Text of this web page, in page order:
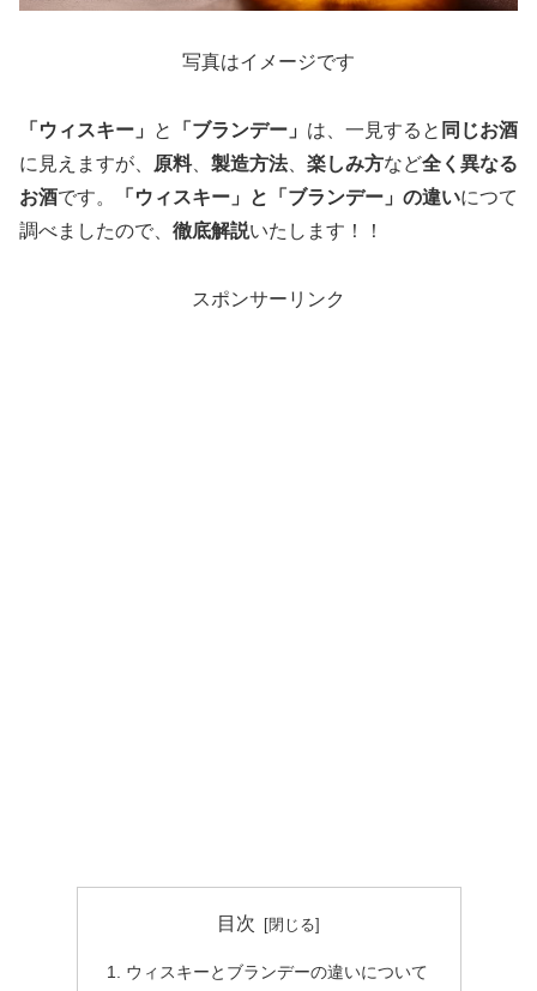
写真はイメージです
「ウィスキー」 と 「ブランデー」 は、一見すると 同じお酒
に見えますが、
原料、 製造方法、 楽しみ方など全く異なる
お酒です。 「ウィスキー」と「ブランデー」の違いにつて
調べましたので、 徹底解説いたします！！
スポンサーリンク
目次
ウィスキーとブランデーの違いについて